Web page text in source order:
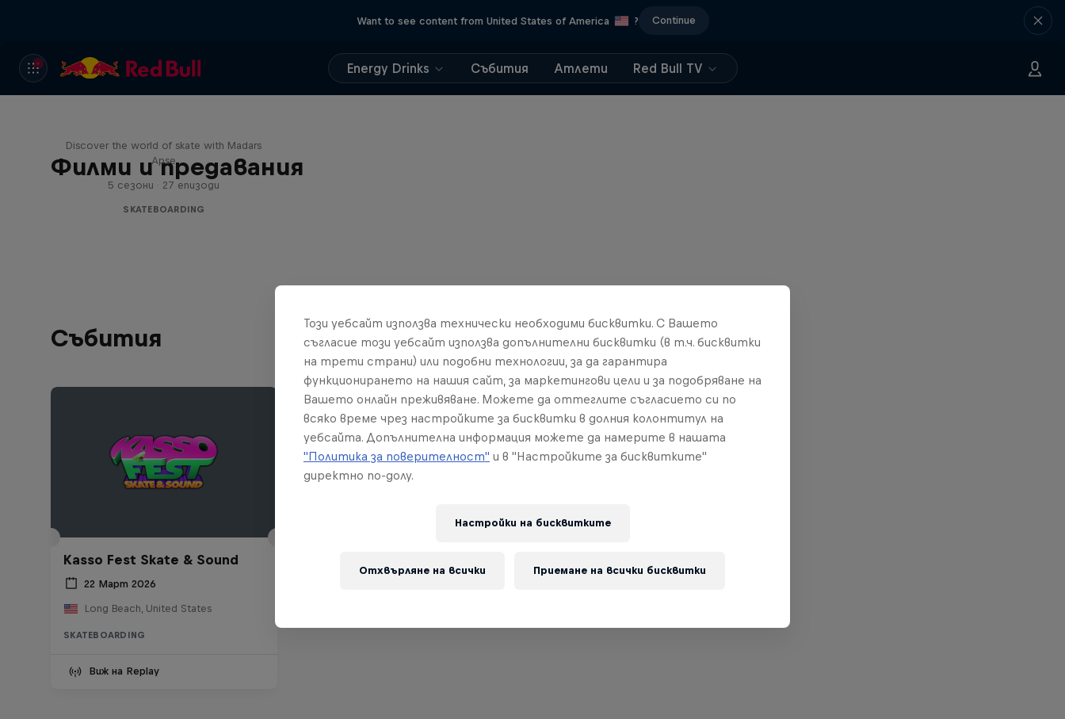
Want to see content from United States of America ? Continue
Energy Drinks Събития Атлети Red Bull TV
Филми и предавания
Discover the world of skate with Madars
Apse
5 сезони · 27 епизоди
SKATEBOARDING
Събития
Kasso Fest Skate & Sound
22 Март 2026
Long Beach, United States
SKATEBOARDING
Виж на Replay
Този уебсайт използва технически необходими бисквитки. С Вашето
съгласие този уебсайт използва допълнителни бисквитки (в т.ч. бисквитки
на трети страни) или подобни технологии, за да гарантира
функционирането на нашия сайт, за маркетингови цели и за подобряване на
Вашето онлайн преживяване. Можете да оттеглите съгласието си по
всяко време чрез настройките за бисквитки в долния колонтитул на
уебсайта. Допълнителна информация можете да намерите в нашата
"Политика за поверителност" и в "Настройките за бисквитките"
директно по-долу.
Настройки на бисквитките
Отхвърляне на всички Приемане на всички бисквитки